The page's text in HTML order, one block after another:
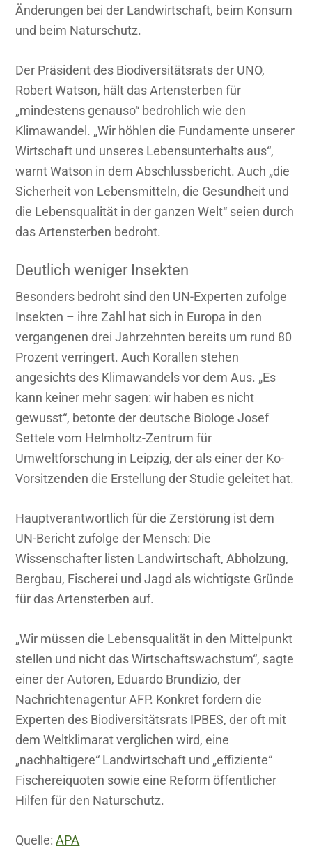
Änderungen bei der Landwirtschaft, beim Konsum
und beim Naturschutz.
Der Präsident des Biodiversitätsrats der UNO,
Robert Watson, hält das Artensterben für
„mindestens genauso“ bedrohlich wie den
Klimawandel. „Wir höhlen die Fundamente unserer
Wirtschaft und unseres Lebensunterhalts aus“,
warnt Watson in dem Abschlussbericht. Auch „die
Sicherheit von Lebensmitteln, die Gesundheit und
die Lebensqualität in der ganzen Welt“ seien durch
das Artensterben bedroht.
Deutlich weniger Insekten
Besonders bedroht sind den UN-Experten zufolge
Insekten – ihre Zahl hat sich in Europa in den
vergangenen drei Jahrzehnten bereits um rund 80
Prozent verringert. Auch Korallen stehen
angesichts des Klimawandels vor dem Aus. „Es
kann keiner mehr sagen: wir haben es nicht
gewusst“, betonte der deutsche Biologe Josef
Settele vom Helmholtz-Zentrum für
Umweltforschung in Leipzig, der als einer der Ko-
Vorsitzenden die Erstellung der Studie geleitet hat.
Hauptverantwortlich für die Zerstörung ist dem
UN-Bericht zufolge der Mensch: Die
Wissenschafter listen Landwirtschaft, Abholzung,
Bergbau, Fischerei und Jagd als wichtigste Gründe
für das Artensterben auf.
„Wir müssen die Lebensqualität in den Mittelpunkt
stellen und nicht das Wirtschaftswachstum“, sagte
einer der Autoren, Eduardo Brundizio, der
Nachrichtenagentur AFP. Konkret fordern die
Experten des Biodiversitätsrats IPBES, der oft mit
dem Weltklimarat verglichen wird, eine
„nachhaltigere“ Landwirtschaft und „effiziente“
Fischereiquoten sowie eine Reform öffentlicher
Hilfen für den Naturschutz.
Quelle:APA